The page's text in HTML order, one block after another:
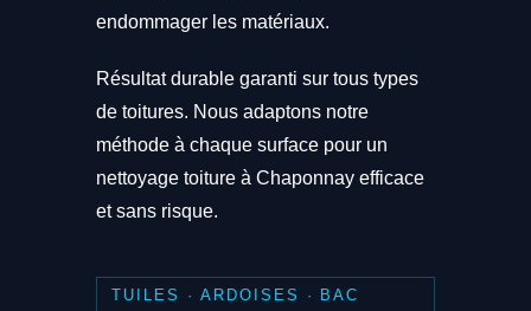
endommager les matériaux.
Résultat durable garanti sur tous types
de toitures. Nous adaptons notre
méthode à chaque surface pour un
nettoyage toiture à Chaponnay efficace
et sans risque.
TUILES · ARDOISES · BAC